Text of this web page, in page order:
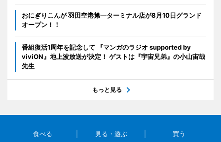
おにぎりこんが 羽田空港第一ターミナル店が8月10日グランド
オープン！！
番組復活1周年を記念して 『マンガのラジオ supported by
viviON』地上波放送が決定！ ゲストは『宇宙兄弟』の小山宙哉
先生
もっと見る
食べる 見る・遊ぶ 買う